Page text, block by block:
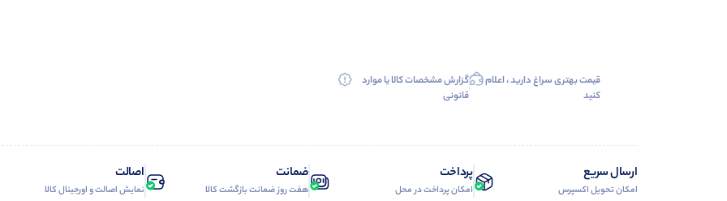
قیمت بهتری سراغ دارید ، اعلام
کنید
گزارش مشخصات کالا یا موارد
قانونی
ارسال سریع
امکان تحویل اکسپرس
پرداخت
امکان پرداخت در محل
ضمانت
هفت روز ضمانت بازگشت کالا
اصالت
نمایش اصالت و اورجینال کالا